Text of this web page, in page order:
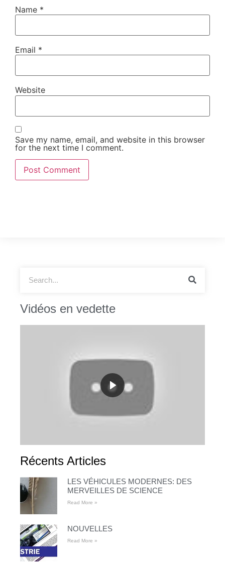
Name *
Email *
Website
Save my name, email, and website in this browser
for the next time I comment.
Vidéos en vedette
Récents Articles
LES VÉHICULES MODERNES: DES
MERVEILLES DE SCIENCE
Read More »
NOUVELLES
Read More »